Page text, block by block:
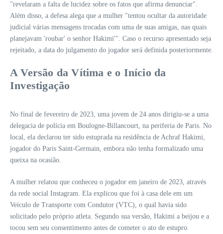
"revelaram a falta de lucidez sobre os fatos que afirma denunciar".
Além disso, a defesa alega que a mulher "tentou ocultar da autoridade
judicial várias mensagens trocadas com uma de suas amigas, nas quais
planejavam 'roubar' o senhor Hakimi'". Caso o recurso apresentado seja
rejeitado, a data do julgamento do jogador será definida posteriormente.
A Versão da Vítima e o Início da
Investigação
No final de fevereiro de 2023, uma jovem de 24 anos dirigiu-se a uma
delegacia de polícia em Boulogne-Billancourt, na periferia de Paris. No
local, ela declarou ter sido estuprada na residência de Achraf Hakimi,
jogador do Paris Saint-Germain, embora não tenha formalizado uma
queixa na ocasião.
A mulher relatou que conheceu o jogador em janeiro de 2023, através
da rede social Instagram. Ela explicou que foi à casa dele em um
Veículo de Transporte com Condutor (VTC), o qual havia sido
solicitado pelo próprio atleta. Segundo sua versão, Hakimi a beijou e a
tocou sem seu consentimento antes de cometer o ato de estupro.